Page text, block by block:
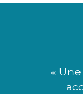
«